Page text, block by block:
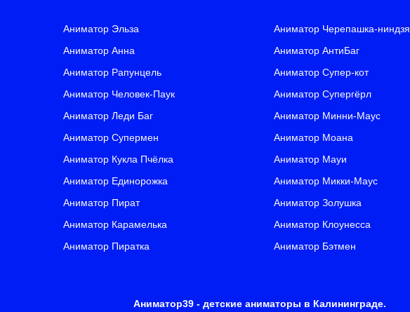
Аниматор Эльза
Аниматор Анна
Аниматор Рапунцель
Аниматор Человек-Паук
Аниматор Леди Баг
Аниматор Супермен
Аниматор Кукла Пчёлка
Аниматор Единорожка
Аниматор Пират
Аниматор Карамелька
Аниматор Пиратка
Аниматор Черепашка-ниндзя
Аниматор АнтиБаг
Аниматор Супер-кот
Аниматор Супергёрл
Аниматор Минни-Маус
Аниматор Моана
Аниматор Мауи
Аниматор Микки-Маус
Аниматор Золушка
Аниматор Клоунесса
Аниматор Бэтмен
Аниматор39 - детские аниматоры в Калининграде.